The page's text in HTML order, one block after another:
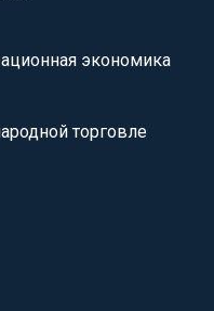
экономика
торговле